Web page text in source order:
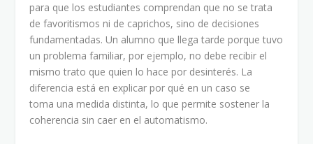
para que los estudiantes comprendan que no se trata
de favoritismos ni de caprichos, sino de decisiones
fundamentadas. Un alumno que llega tarde porque tuvo
un problema familiar, por ejemplo, no debe recibir el
mismo trato que quien lo hace por desinterés. La
diferencia está en explicar por qué en un caso se
toma una medida distinta, lo que permite sostener la
coherencia sin caer en el automatismo.